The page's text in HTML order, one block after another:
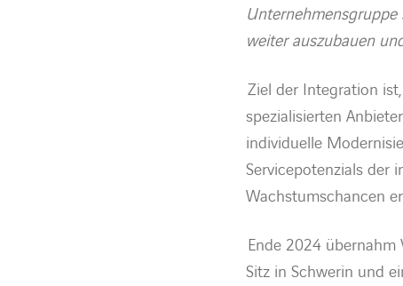
weiter auszubauen
Ziel der Integration
spezialisierten
individuelle
Servicepotenzials der
Wachstumschancen
Ende 2024 übernahm
Sitz in Schwerin und